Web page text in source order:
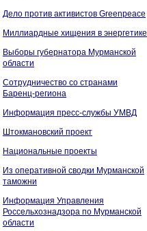
Дело против активистов Greenpeace
Миллиардные хищения в энергетике
Выборы губернатора Мурманской
области
Сотрудничество со странами
Баренц-региона
Информация пресс-службы УМВД
Штокмановский проект
Национальные проекты
Из оперативной сводки Мурманской
таможни
Информация Управления
Россельхознадзора по Мурманской
области